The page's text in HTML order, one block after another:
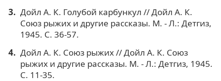
Дойл А. К. Голубой карбункул // Дойл А. К.
Союз рыжих и другие рассказы. М. - Л.: Детгиз,
1945. С. 36-57.
Дойл А. К. Союз рыжих // Дойл А. К. Союз
рыжих и другие рассказы. М. - Л.: Детгиз, 1945.
С. 11-35.